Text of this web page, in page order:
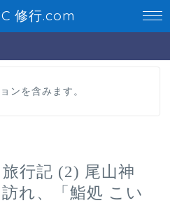
修行.com
ンを含みます。
行記 (2) 尾山神
れ、「鮨処 こい